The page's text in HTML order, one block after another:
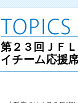
第２３回ＪＦ
イチーム応援